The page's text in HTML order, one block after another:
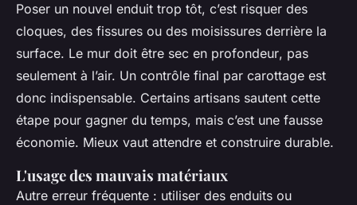
Poser un nouvel enduit trop tôt, c’est risquer des
cloques, des fissures ou des moisissures derrière la
surface. Le mur doit être sec en profondeur, pas
seulement à l’air. Un contrôle final par carottage est
donc indispensable. Certains artisans sautent cette
étape pour gagner du temps, mais c’est une fausse
économie. Mieux vaut attendre et construire durable.
L'usage des mauvais matériaux
Autre erreur fréquente : utiliser des enduits ou